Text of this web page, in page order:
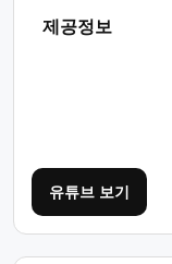
제공정보
유튜브 보기